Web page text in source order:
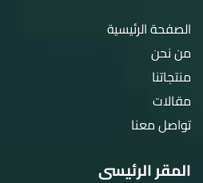
الصفحة الرئيسية
من نحن
منتجاتنا
مقالات
تواصل معنا
المقر الرئيسى